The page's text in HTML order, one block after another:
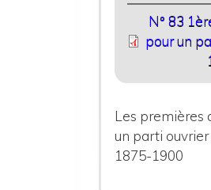
N° 83
pour un
Les premières
un parti ouvrier
1875-1900